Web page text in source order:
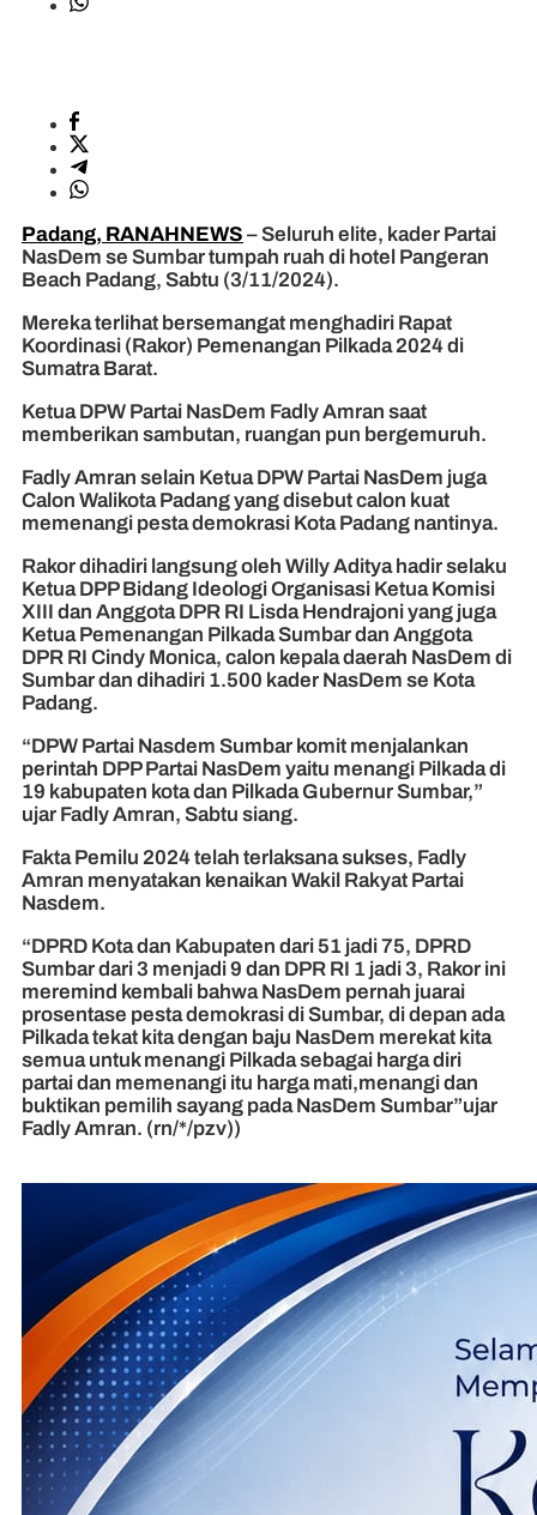
Padang, RANAHNEWS – Seluruh elite, kader Partai
NasDem se Sumbar tumpah ruah di hotel Pangeran
Beach Padang, Sabtu (3/11/2024).
Mereka terlihat bersemangat menghadiri Rapat
Koordinasi (Rakor) Pemenangan Pilkada 2024 di
Sumatra Barat.
Ketua DPW Partai NasDem Fadly Amran saat
memberikan sambutan, ruangan pun bergemuruh.
Fadly Amran selain Ketua DPW Partai NasDem juga
Calon Walikota Padang yang disebut calon kuat
memenangi pesta demokrasi Kota Padang nantinya.
Rakor dihadiri langsung oleh Willy Aditya hadir selaku
Ketua DPP Bidang Ideologi Organisasi Ketua Komisi
XIII dan Anggota DPR RI Lisda Hendrajoni yang juga
Ketua Pemenangan Pilkada Sumbar dan Anggota
DPR RI Cindy Monica, calon kepala daerah NasDem di
Sumbar dan dihadiri 1.500 kader NasDem se Kota
Padang.
“DPW Partai Nasdem Sumbar komit menjalankan
perintah DPP Partai NasDem yaitu menangi Pilkada di
19 kabupaten kota dan Pilkada Gubernur Sumbar,”
ujar Fadly Amran, Sabtu siang.
Fakta Pemilu 2024 telah terlaksana sukses, Fadly
Amran menyatakan kenaikan Wakil Rakyat Partai
Nasdem.
“DPRD Kota dan Kabupaten dari 51 jadi 75, DPRD
Sumbar dari 3 menjadi 9 dan DPR RI 1 jadi 3, Rakor ini
meremind kembali bahwa NasDem pernah juarai
prosentase pesta demokrasi di Sumbar, di depan ada
Pilkada tekat kita dengan baju NasDem merekat kita
semua untuk menangi Pilkada sebagai harga diri
partai dan memenangi itu harga mati,menangi dan
buktikan pemilih sayang pada NasDem Sumbar”ujar
Fadly Amran. (rn/*/pzv))